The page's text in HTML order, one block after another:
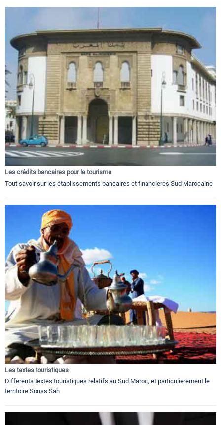
Les crédits bancaires pour le tourisme
Tout savoir sur les établissements bancaires et financieres Sud Marocaine
Les textes touristiques
Differents textes touristiques relatifs au Sud Maroc, et particulierement le
territoire Souss Sah